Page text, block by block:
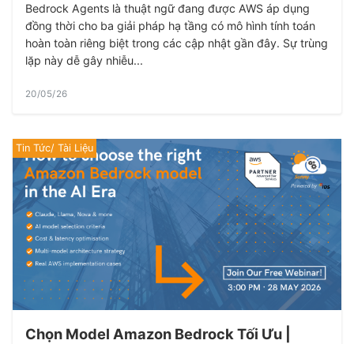
Bedrock Agents là thuật ngữ đang được AWS áp dụng
đồng thời cho ba giải pháp hạ tầng có mô hình tính toán
hoàn toàn riêng biệt trong các cập nhật gần đây. Sự trùng
lặp này dễ gây nhiễu...
20/05/26
Tin Tức/ Tài Liệu
Chọn Model Amazon Bedrock Tối Ưu |